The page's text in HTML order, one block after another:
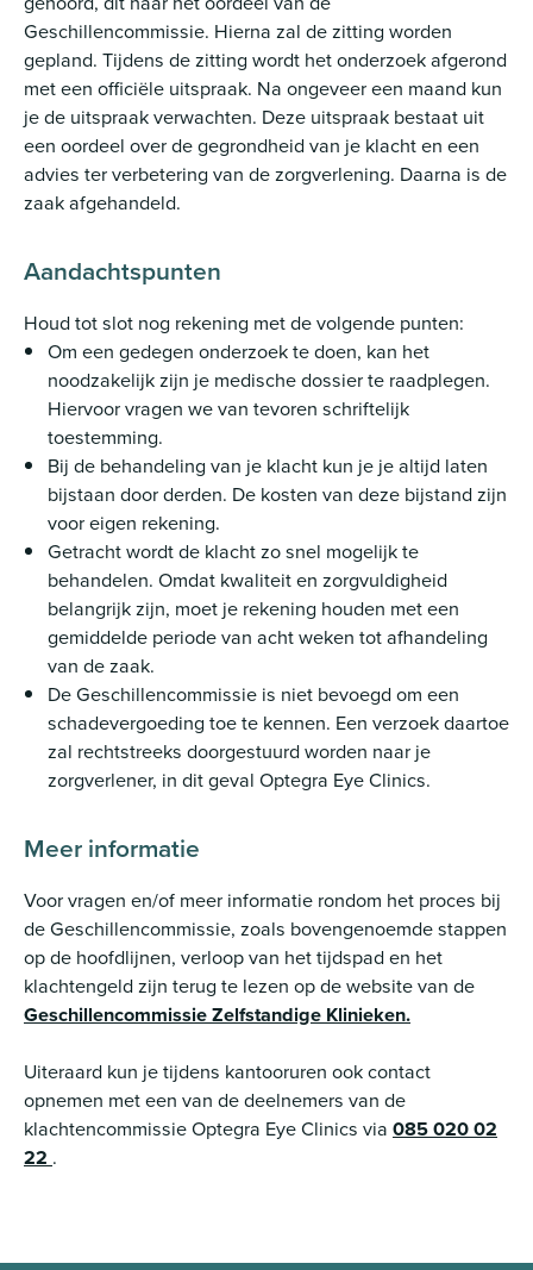
Geschillencommissie. Hierna zal de zitting worden
gepland. Tijdens de zitting wordt het onderzoek afgerond
met een officiële uitspraak. Na ongeveer een maand kun
je de uitspraak verwachten. Deze uitspraak bestaat uit
een oordeel over de gegrondheid van je klacht en een
advies ter verbetering van de zorgverlening. Daarna is de
zaak afgehandeld.
Aandachtspunten
Houd tot slot nog rekening met de volgende punten:
Om een gedegen onderzoek te doen, kan het
noodzakelijk zijn je medische dossier te raadplegen.
Hiervoor vragen we van tevoren schriftelijk
toestemming.
Bij de behandeling van je klacht kun je je altijd laten
bijstaan door derden. De kosten van deze bijstand zijn
voor eigen rekening.
Getracht wordt de klacht zo snel mogelijk te
behandelen. Omdat kwaliteit en zorgvuldigheid
belangrijk zijn, moet je rekening houden met een
gemiddelde periode van acht weken tot afhandeling
van de zaak.
De Geschillencommissie is niet bevoegd om een
schadevergoeding toe te kennen. Een verzoek daartoe
zal rechtstreeks doorgestuurd worden naar je
zorgverlener, in dit geval Optegra Eye Clinics.
Meer informatie
Voor vragen en/of meer informatie rondom het proces bij
de Geschillencommissie, zoals bovengenoemde stappen
op de hoofdlijnen, verloop van het tijdspad en het
klachtengeld zijn terug te lezen op de website van de
Geschillencommissie Zelfstandige Klinieken.
Uiteraard kun je tijdens kantooruren ook contact
opnemen met een van de deelnemers van de
klachtencommissie Optegra Eye Clinics via 085 020 02
22 .